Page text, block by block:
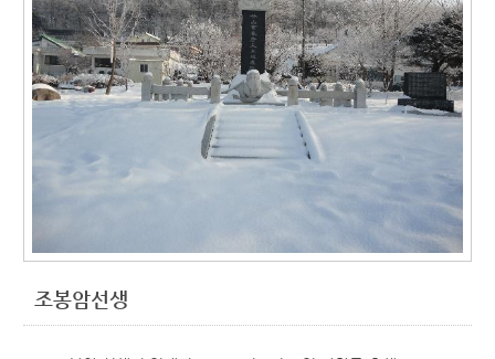
조봉암선생